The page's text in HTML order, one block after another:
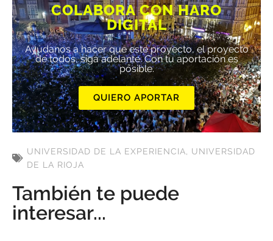
COLABORA CON HARO
DIGITAL
Ayúdanos a hacer que este proyecto, el proyecto
de todos, siga adelante. Con tu aportación es
posible.
QUIERO APORTAR
UNIVERSIDAD DE LA EXPERIENCIA, UNIVERSIDAD
DE LA RIOJA
También te puede
interesar...